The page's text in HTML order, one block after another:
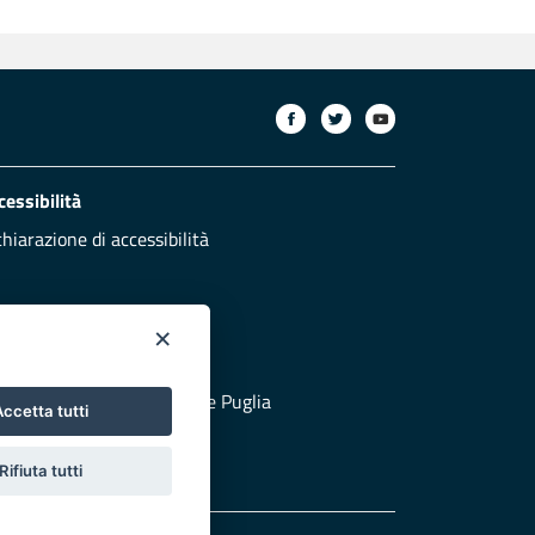
di accessibilità
al sito di Protezione Civile Puglia
×
tutti
Rifiuta tutti